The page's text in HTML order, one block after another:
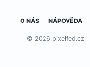
O NÁS NÁPOVĚDA
© 2026 pixelfed.cz